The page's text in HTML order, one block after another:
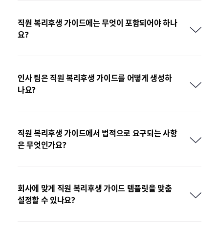
직원 복리후생 가이드에는 무엇이 포함되어야 하나
요?
인사 팀은 직원 복리후생 가이드를 어떻게 생성하
나요?
직원 복리후생 가이드에서 법적으로 요구되는 사항
은 무엇인가요?
회사에 맞게 직원 복리후생 가이드 템플릿을 맞춤
설정할 수 있나요?